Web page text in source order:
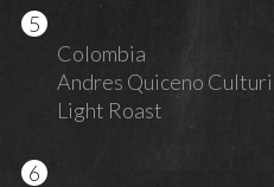
Colombia
Andres Quiceno
Light Roast